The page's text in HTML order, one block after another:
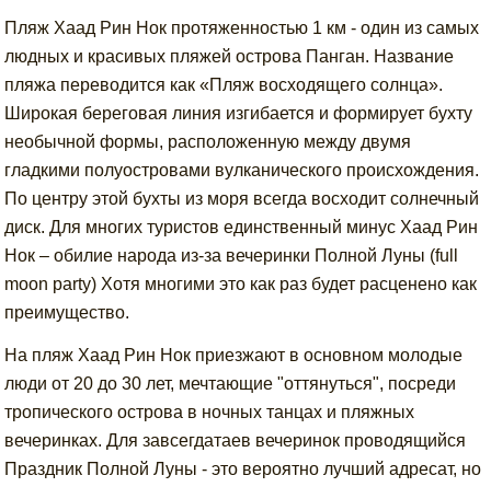
Пляж Хаад Рин Нок протяженностью 1 км - один из самых
людных и красивых пляжей острова Панган. Название
пляжа переводится как «Пляж восходящего солнца».
Широкая береговая линия изгибается и формирует бухту
необычной формы, расположенную между двумя
гладкими полуостровами вулканического происхождения.
По центру этой бухты из моря всегда восходит солнечный
диск. Для многих туристов единственный минус Хаад Рин
Нок – обилие народа из-за вечеринки Полной Луны (full
moon party) Хотя многими это как раз будет расценено как
преимущество.
На пляж Хаад Рин Нок приезжают в основном молодые
люди от 20 до 30 лет, мечтающие "оттянуться", посреди
тропического острова в ночных танцах и пляжных
вечеринках. Для завсегдатаев вечеринок проводящийся
Праздник Полной Луны - это вероятно лучший адресат, но